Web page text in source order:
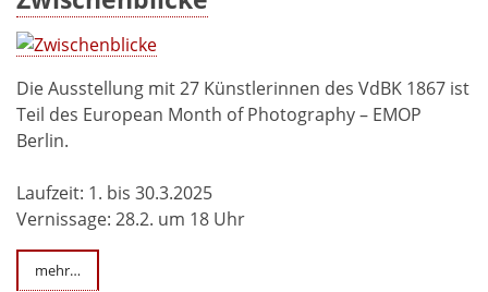
Die Ausstellung mit 27 Künstlerinnen des VdBK 1867 ist
Teil des European Month of Photography – EMOP
Berlin.
Laufzeit: 1. bis 30.3.2025
Vernissage: 28.2. um 18 Uhr
mehr…